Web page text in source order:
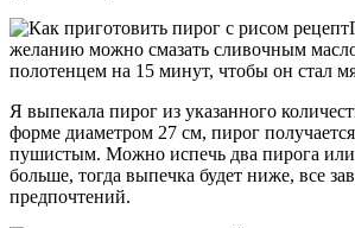
желанию можно смазать сливочным
полотенцем на 15 минут, чтобы он стал
Я выпекала пирог из указанного
форме диаметром 27 см, пирог
пушистым. Можно испечь два пирога или
больше, тогда выпечка будет ниже, все
предпочтений.